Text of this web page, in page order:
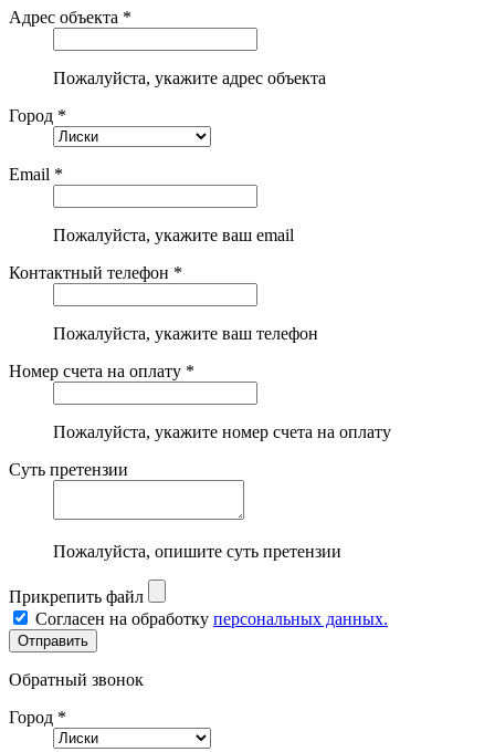
Адрес объекта *
Пожалуйста, укажите адрес объекта
Город *
Email *
Пожалуйста, укажите ваш email
Контактный телефон *
Пожалуйста, укажите ваш телефон
Номер счета на оплату *
Пожалуйста, укажите номер счета на оплату
Суть претензии
Пожалуйста, опишите суть претензии
Прикрепить файл
Согласен на обработку персональных данных.
Обратный звонок
Город *